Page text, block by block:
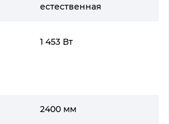
естественная
1 453 Вт
2400 мм